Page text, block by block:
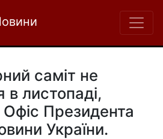
саміт не
в листопаді,
Офіс Президента
України.